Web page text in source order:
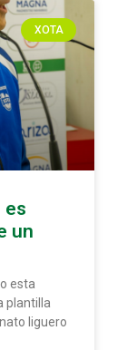
XOTA
es
un
esta
plantilla
liguero